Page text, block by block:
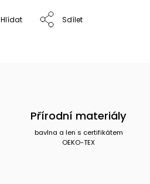
Hlídat Sdílet
Přírodní materiály
bavlna a len s certifikátem
OEKO-TEX